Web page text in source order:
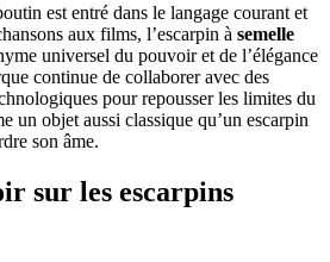
est entré dans le langage courant et
aux films, l’escarpin à semelle
universel du pouvoir et de l’élégance
continue de collaborer avec des
pour repousser les limites du
un objet aussi classique qu’un escarpin
son âme.
sur les escarpins